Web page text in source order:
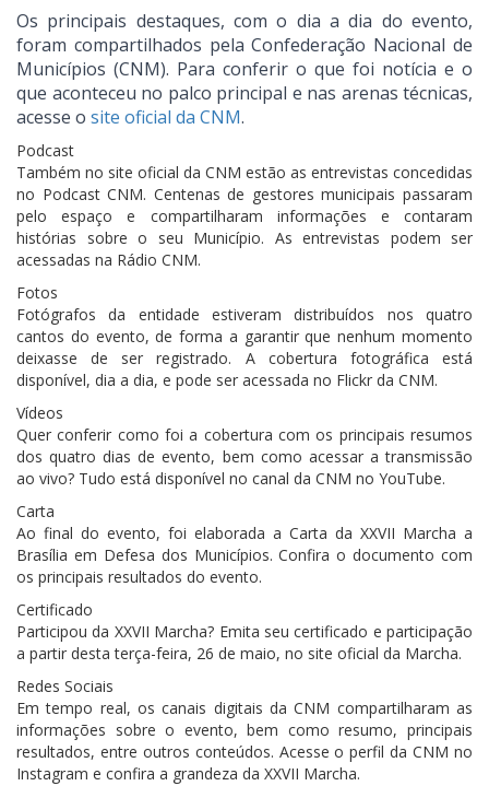
Os principais destaques, com o dia a dia do evento,
foram compartilhados pela Confederação Nacional de
Municípios (CNM). Para conferir o que foi notícia e o
que aconteceu no palco principal e nas arenas técnicas,
acesse o site oficial da CNM.
Podcast
Também no site oficial da CNM estão as entrevistas concedidas
no Podcast CNM. Centenas de gestores municipais passaram
pelo espaço e compartilharam informações e contaram
histórias sobre o seu Município. As entrevistas podem ser
acessadas na Rádio CNM.
Fotos
Fotógrafos da entidade estiveram distribuídos nos quatro
cantos do evento, de forma a garantir que nenhum momento
deixasse de ser registrado. A cobertura fotográfica está
disponível, dia a dia, e pode ser acessada no Flickr da CNM.
Vídeos
Quer conferir como foi a cobertura com os principais resumos
dos quatro dias de evento, bem como acessar a transmissão
ao vivo? Tudo está disponível no canal da CNM no YouTube.
Carta
Ao final do evento, foi elaborada a Carta da XXVII Marcha a
Brasília em Defesa dos Municípios. Confira o documento com
os principais resultados do evento.
Certificado
Participou da XXVII Marcha? Emita seu certificado e participação
a partir desta terça-feira, 26 de maio, no site oficial da Marcha.
Redes Sociais
Em tempo real, os canais digitais da CNM compartilharam as
informações sobre o evento, bem como resumo, principais
resultados, entre outros conteúdos. Acesse o perfil da CNM no
Instagram e confira a grandeza da XXVII Marcha.